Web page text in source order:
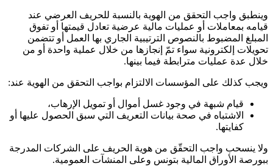
وينطبق واجب التحقق من الهوية بالنسبة للحريف العرضي عند
قيامه بمعاملات أو عمليات مالية عرضية تعادل قيمتها أو تفوق
المبلغ المضبوط بالنصوص الترتيبية الجاري بها العمل أو تتضمن
تحويلات إلكترونية سواء تمّ إنجازها من خلال عملية واحدة أو من
خلال عدة عمليات مترابطة فيما بينها.
ويجب كذلك على المؤسسات الالتزام بواجب التحقق من الهوية عند:
قيام شبهة في وجود غسل أموال أو تمويل الإرهاب،
الاشتباه في صحة بيانات التعريف التي سبق الحصول عليها أو
كفايتها.
ولا ينسحب واجب التحقّق من هوية الحريف على الشركات المدرجة
ببورصة الأوراق المالية بتونس وعلى المنشآت العمومية.